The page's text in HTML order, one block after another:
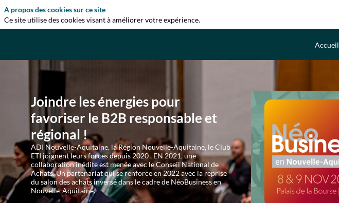
Accueil
Joindre les énergies pour
favoriser le B2B responsable et
régional !
ADI Nouvelle-Aquitaine, la Région Nouvelle-Aquitaine, le Club
ETI joignent leurs forces depuis 2020 . EN 2021, une
collaboration inédite est menée avec le Conseil National de
Achats. Un partenariat qui se renforce en 2022 avec la reprise
du salon des achats inversé dans le cadre de NéoBusiness en
Nouvelle-Aquitaine.
A propos des cookies sur ce site
Ce site utilise des cookies visant à améliorer votre expérience.